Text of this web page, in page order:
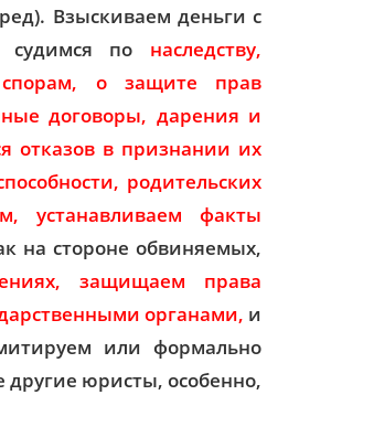
Взыскиваем деньги с
судимся по наследству,
о защите прав
договоры, дарения и
отказов в признании их
родительских
устанавливаем факты
на стороне обвиняемых,
защищаем права
органами, и
или формально
юристы, особенно,